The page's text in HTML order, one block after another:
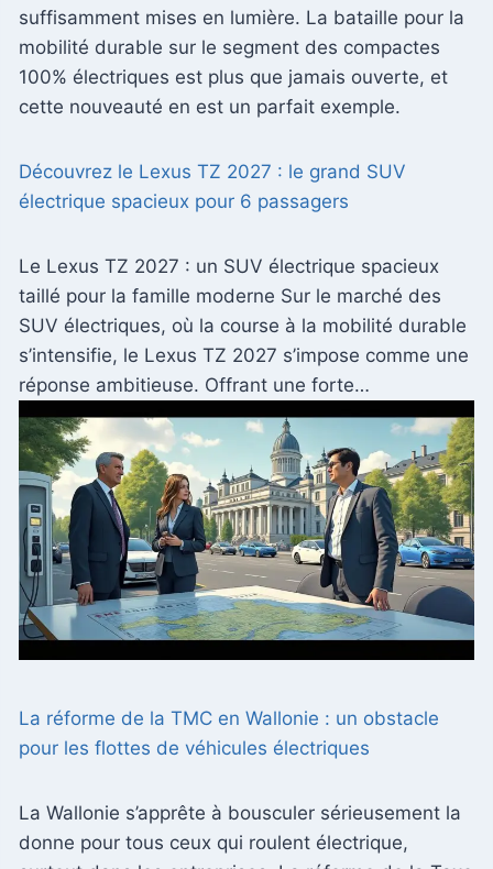
suffisamment mises en lumière. La bataille pour la
mobilité durable sur le segment des compactes
100% électriques est plus que jamais ouverte, et
cette nouveauté en est un parfait exemple.
Découvrez le Lexus TZ 2027 : le grand SUV
électrique spacieux pour 6 passagers
Le Lexus TZ 2027 : un SUV électrique spacieux
taillé pour la famille moderne Sur le marché des
SUV électriques, où la course à la mobilité durable
s’intensifie, le Lexus TZ 2027 s’impose comme une
réponse ambitieuse. Offrant une forte…
La réforme de la TMC en Wallonie : un obstacle
pour les flottes de véhicules électriques
La Wallonie s’apprête à bousculer sérieusement la
donne pour tous ceux qui roulent électrique,